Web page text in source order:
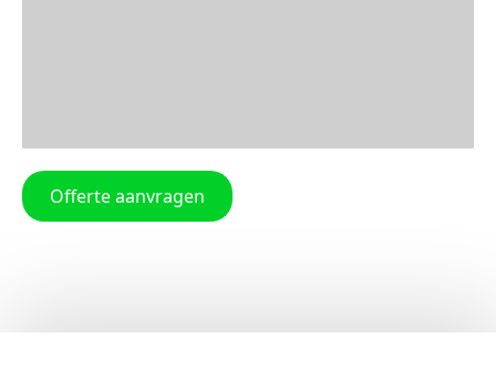
Offerte aanvragen